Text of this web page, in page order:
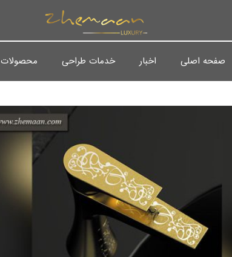
صفحه اصلی اخبار خدمات طراحی محصولات
تکنیک‌های تزئینی در ساخت شیرآلات ایتالیایی کالکشن دیوا
بلاگ